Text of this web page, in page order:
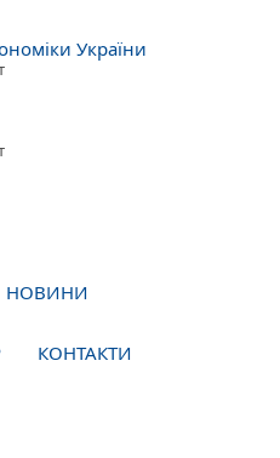
України
НОВИНИ
КОНТАКТИ